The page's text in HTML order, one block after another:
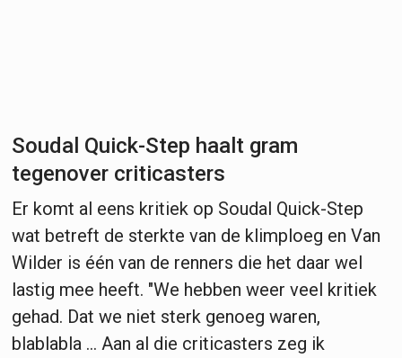
Soudal Quick-Step haalt gram
tegenover criticasters
Er komt al eens kritiek op Soudal Quick-Step
wat betreft de sterkte van de klimploeg en Van
Wilder is één van de renners die het daar wel
lastig mee heeft. "We hebben weer veel kritiek
gehad. Dat we niet sterk genoeg waren,
blablabla ... Aan al die criticasters zeg ik